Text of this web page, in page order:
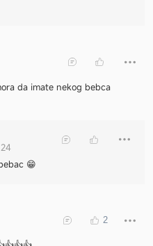
da imate nekog bebca
😁
2